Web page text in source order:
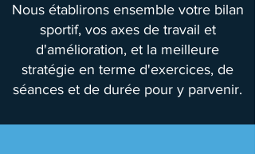
Nous établirons ensemble votre bilan
sportif, vos axes de travail et
d'amélioration, et la meilleure
stratégie en terme d'exercices, de
séances et de durée pour y parvenir.